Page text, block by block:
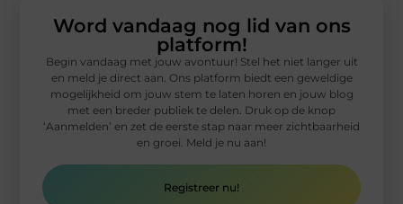
Word vandaag nog lid van ons
platform!
Begin vandaag met jouw avontuur! Stel het niet langer uit
en meld je direct aan. Ons platform biedt een geweldige
mogelijkheid om jouw stem te laten horen en jouw blog
met een breder publiek te delen. Druk op de knop
‘Aanmelden’ en zet de eerste stap naar meer zichtbaarheid
en groei. Meld je nu aan!
Registreer nu!